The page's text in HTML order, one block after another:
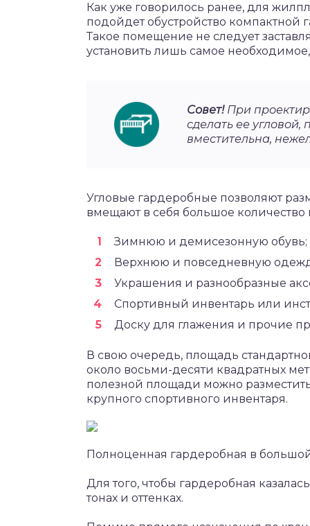
Как уже говорилось ранее, для
подойдет обустройство компактной
Такое помещение не следует
установить лишь самое
Совет!При
сделать ее
вместительна,
Угловые гардеробные позволяют
вмещают в себя большое количество
Зимнюю и демисезонную обувь;
Верхнюю и повседневную
Украшения и разнообразные
Спортивный инвентарь или
Доску для глажения и прочие
В свою очередь, площадь
около восьми-десяти квадратных
полезной площади можно
крупного спортивного инвентаря.
Полноценная гардеробная в
Для того, чтобы гардеробная
тонах и оттенках.